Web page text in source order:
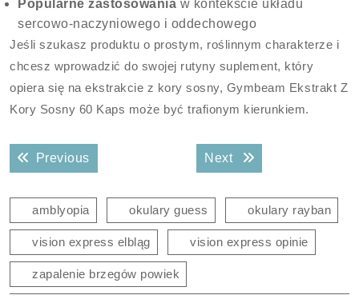
Popularne zastosowania w kontekście układu
sercowo-naczyniowego i oddechowego
Jeśli szukasz produktu o prostym, roślinnym charakterze i
chcesz wprowadzić do swojej rutyny suplement, który
opiera się na ekstrakcie z kory sosny, Gymbeam Ekstrakt Z
Kory Sosny 60 Kaps może być trafionym kierunkiem.
Nawigacja
wpisuPreviousPrevious post: Next Next post:
amblyopia okulary guess okulary rayban
vision express elbląg vision express opinie
zapalenie brzegów powiek